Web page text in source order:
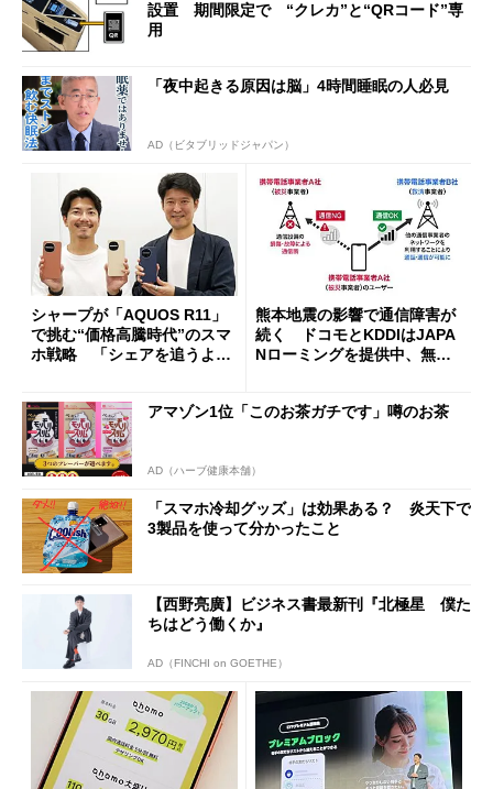
設置 期間限定で “クレカ”と“QRコード”専
用
「夜中起きる原因は脳」4時間睡眠の人必見
AD（ビタブリッドジャパン）
シャープが「AQUOS R11」
で挑む“価格高騰時代”のスマ
ホ戦略 「シェアを追うより
熊本地震の影響で通信障害が
続く ドコモとKDDIはJAPA
Nローミングを提供中、無料
アマゾン1位「このお茶ガチです」噂のお茶
AD（ハーブ健康本舗）
「スマホ冷却グッズ」は効果ある？ 炎天下で
3製品を使って分かったこと
【西野亮廣】ビジネス書最新刊『北極星 僕た
ちはどう働くか』
AD（FINCHI on GOETHE）